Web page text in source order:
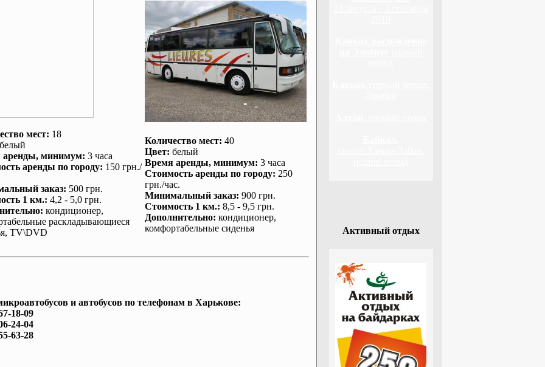
мест: 18
белый
аренды, минимум: 3 часа
аренды по городу: 150 грн./
заказ: 500 грн.
1 км.: 4,2 - 5,0 грн.
: кондиционер,
раскладывающиеся
TV\DVD
Количество мест: 40
Цвет: белый
Время аренды, минимум: 3 часа
Стоимость аренды по городу: 250
грн./час.
Минимальный заказ: 900 грн.
Стоимость 1 км.: 8,5 - 9,5 грн.
Дополнительно: кондиционер,
комфортабельные сиденья
и автобусов по телефонам в Харькове:
18-09
24-04
63-28
Активный отдых